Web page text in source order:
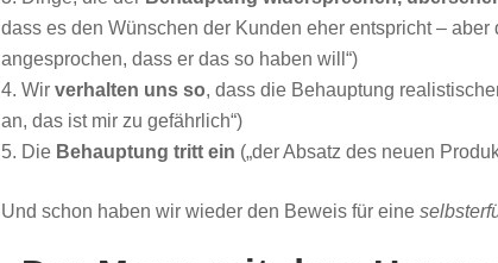
dass es den Wünschen der Kunden eher entspricht –
angesprochen, dass er das so haben will“)
Wir verhalten uns so, dass die Behauptung
an, das ist mir zu gefährlich“)
Die Behauptung tritt ein („der Absatz des neuen
Und schon haben wir wieder den Beweis für eine